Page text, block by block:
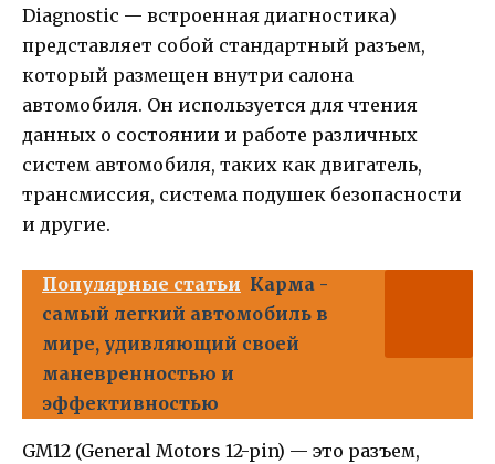
Diagnostic — встроенная диагностика)
представляет собой стандартный разъем,
который размещен внутри салона
автомобиля. Он используется для чтения
данных о состоянии и работе различных
систем автомобиля, таких как двигатель,
трансмиссия, система подушек безопасности
и другие.
Популярные статьи Карма -
самый легкий автомобиль в
мире, удивляющий своей
маневренностью и
эффективностью
GM12 (General Motors 12-pin) — это разъем,